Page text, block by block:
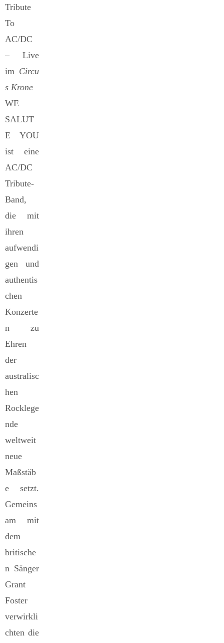
Tribute
To
AC/DC
– Live
im Circu
s Krone
WE
SALUT
E YOU
ist eine
AC/DC
Tribute-
Band,
die mit
ihren
aufwendi
gen und
authentis
chen
Konzerte
n zu
Ehren
der
australisc
hen
Rocklege
nde
weltweit
neue
Maßstäb
e setzt.
Gemeins
am mit
dem
britische
n Sänger
Grant
Foster
verwirkli
chten die